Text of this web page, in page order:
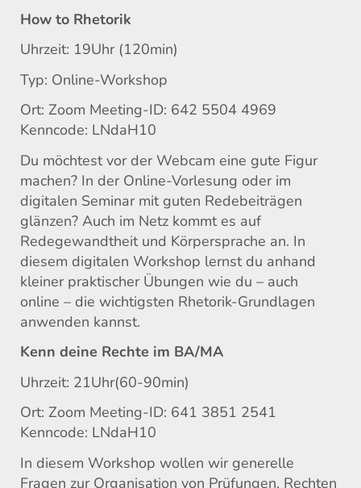
How to Rhetorik
Uhrzeit: 19Uhr (120min)
Typ: Online-Workshop
Ort: Zoom Meeting-ID: 642 5504 4969
Kenncode: LNdaH10
Du möchtest vor der Webcam eine gute Figur
machen? In der Online-Vorlesung oder im
digitalen Seminar mit guten Redebeiträgen
glänzen? Auch im Netz kommt es auf
Redegewandtheit und Körpersprache an. In
diesem digitalen Workshop lernst du anhand
kleiner praktischer Übungen wie du – auch
online – die wichtigsten Rhetorik-Grundlagen
anwenden kannst.
Kenn deine Rechte im BA/MA
Uhrzeit: 21Uhr(60-90min)
Ort: Zoom Meeting-ID: 641 3851 2541
Kenncode: LNdaH10
In diesem Workshop wollen wir generelle
Fragen zur Organisation von Prüfungen, Rechten